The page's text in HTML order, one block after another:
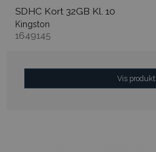
SDHC Kort 32GB Kl. 10
Kingston
1649145
Vis produkt